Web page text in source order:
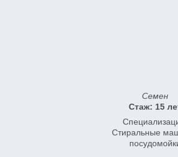
Семен
Стаж: 15
Стиральные